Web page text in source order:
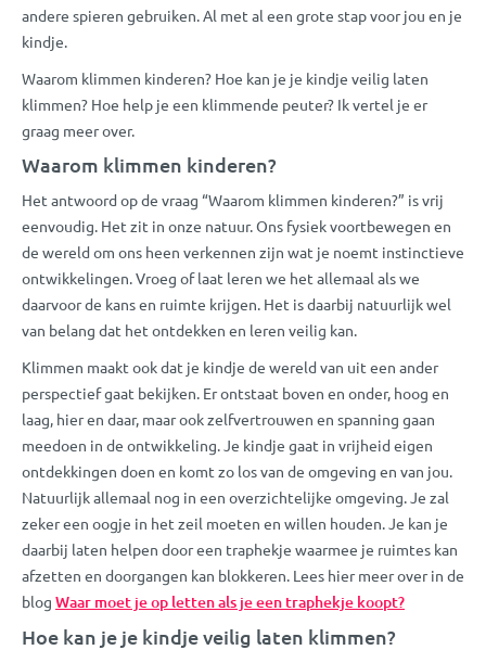
andere spieren gebruiken. Al met al een grote stap voor jou en je
kindje.
Waarom klimmen kinderen? Hoe kan je je kindje veilig laten
klimmen? Hoe help je een klimmende peuter? Ik vertel je er
graag meer over.
Waarom klimmen kinderen?
Het antwoord op de vraag “Waarom klimmen kinderen?” is vrij
eenvoudig. Het zit in onze natuur. Ons fysiek voortbewegen en
de wereld om ons heen verkennen zijn wat je noemt instinctieve
ontwikkelingen. Vroeg of laat leren we het allemaal als we
daarvoor de kans en ruimte krijgen. Het is daarbij natuurlijk wel
van belang dat het ontdekken en leren veilig kan.
Klimmen maakt ook dat je kindje de wereld van uit een ander
perspectief gaat bekijken. Er ontstaat boven en onder, hoog en
laag, hier en daar, maar ook zelfvertrouwen en spanning gaan
meedoen in de ontwikkeling. Je kindje gaat in vrijheid eigen
ontdekkingen doen en komt zo los van de omgeving en van jou.
Natuurlijk allemaal nog in een overzichtelijke omgeving. Je zal
zeker een oogje in het zeil moeten en willen houden. Je kan je
daarbij laten helpen door een traphekje waarmee je ruimtes kan
afzetten en doorgangen kan blokkeren. Lees hier meer over in de
blog Waar moet je op letten als je een traphekje koopt?
Hoe kan je je kindje veilig laten klimmen?